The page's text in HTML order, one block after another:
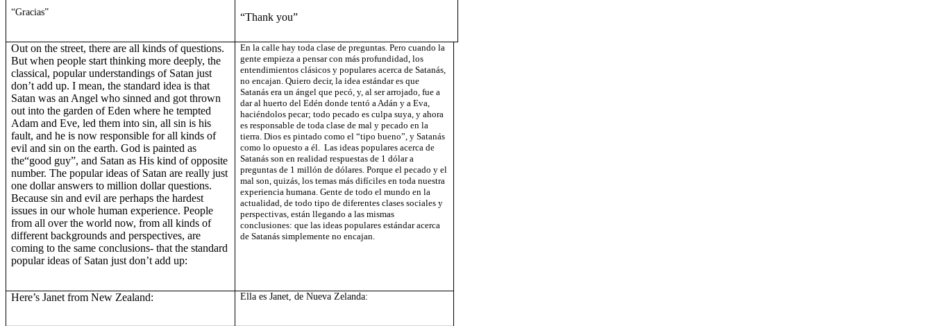
“Gracias”
“Thank you”
Out on the street, there are all kinds of questions.
But when people start thinking more deeply, the
classical, popular understandings of Satan just
don’t add up. I mean, the standard idea is that
Satan was an Angel who sinned and got thrown
out into the garden of Eden where he tempted
Adam and Eve, led them into sin, all sin is his
fault, and he is now responsible for all kinds of
evil and sin on the earth. God is painted as
the“good guy”, and Satan as His kind of opposite
number. The popular ideas of Satan are really just
one dollar answers to million dollar questions.
Because sin and evil are perhaps the hardest
issues in our whole human experience. People
from all over the world now, from all kinds of
different backgrounds and perspectives, are
coming to the same conclusions- that the standard
popular ideas of Satan just don’t add up:
En la calle hay toda clase de preguntas.Pero cuando la
gente empieza a pensar con más profundidad, los
entendimientos clásicos y populares acerca de Satanás,
no encajan. Quiero decir, la idea estándar es que
Satanás era un ángel que pecó, y, al ser arrojado, fue a
dar al huerto del Edén donde tentó a Adán y a Eva,
haciéndolos pecar; todo pecado es culpa suya, y ahora
es responsable de toda clase de mal y pecado en la
tierra. Dios es pintado como el “tipo bueno”, y Satanás
como lo opuesto a él. Las ideas populares acerca de
Satanás son en realidad respuestas de 1 dólar a
preguntas de 1 millón de dólares. Porque el pecado y el
mal son, quizás, los temas más difíciles en toda nuestra
experiencia humana. Gente de todo el mundo en la
actualidad, de todo tipo de diferentes clases sociales y
perspectivas, están llegando a las mismas
conclusiones: que las ideas populares estándar acerca
de Satanás simplemente no encajan.
Here’s Janet fromNew Zealand: Ella es Janet, de Nueva Zelanda: